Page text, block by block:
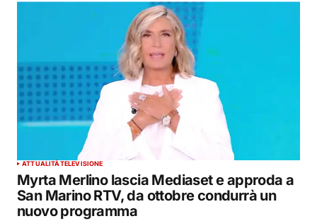
ATTUALITÀTELEVISIONE
Myrta Merlino lascia Mediaset e approda a
San Marino RTV, da ottobre condurrà un
nuovo programma